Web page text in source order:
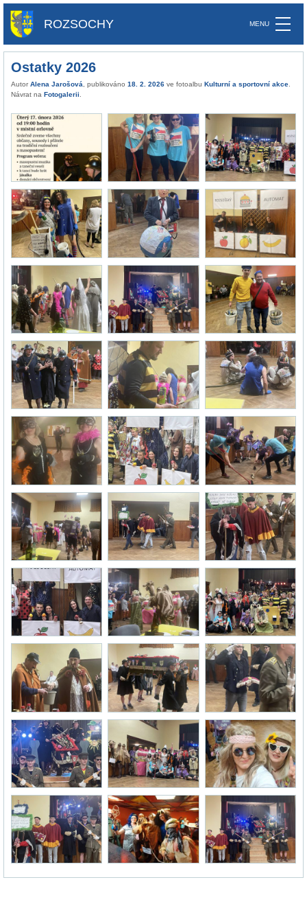
ROZSOCHY
Ostatky 2026
Autor Alena Jarošová , publikováno 18. 2. 2026 ve fotoalbu Kulturní a sportovní akce
Návrat na Fotogalerii